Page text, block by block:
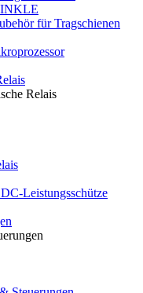
für Tragschienen
Relais
Leistungsschütze